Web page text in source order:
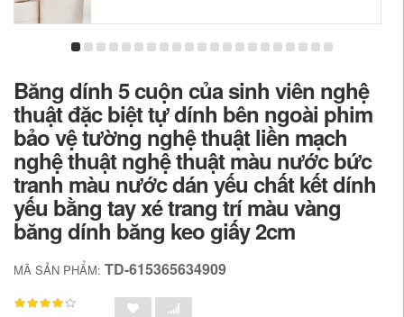
Băng dính 5 cuộn của sinh viên nghệ
thuật đặc biệt tự dính bên ngoài phim
bảo vệ tường nghệ thuật liền mạch
nghệ thuật nghệ thuật màu nước bức
tranh màu nước dán yếu chất kết dính
yếu bằng tay xé trang trí màu vàng
băng dính băng keo giấy 2cm
MÃ SẢN PHẨM: TD-615365634909